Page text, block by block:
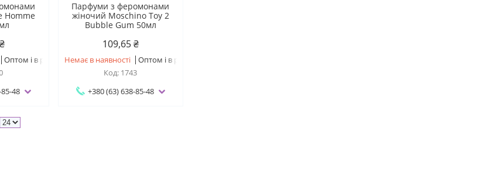
Homme
Оптом і в роздріб
48
Парфуми з феромонами
жіночий Moschino Toy 2
Bubble Gum 50мл
109,65 ₴
Немає в наявності
Оптом і в роздріб
1743
+380 (63) 638-85-48